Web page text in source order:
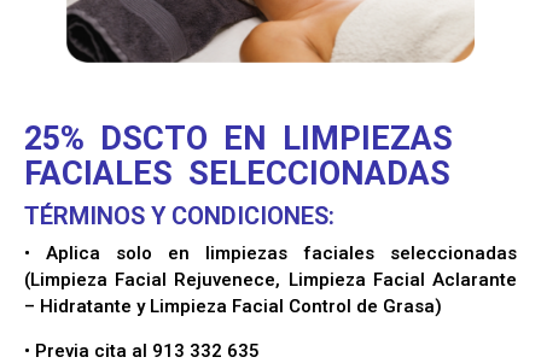
25% DSCTO EN LIMPIEZAS
FACIALES SELECCIONADAS
TÉRMINOS Y CONDICIONES:
• Aplica solo en limpiezas faciales seleccionadas
(Limpieza Facial Rejuvenece, Limpieza Facial Aclarante
– Hidratante y Limpieza Facial Control de Grasa)
• Previa cita al 913 332 635